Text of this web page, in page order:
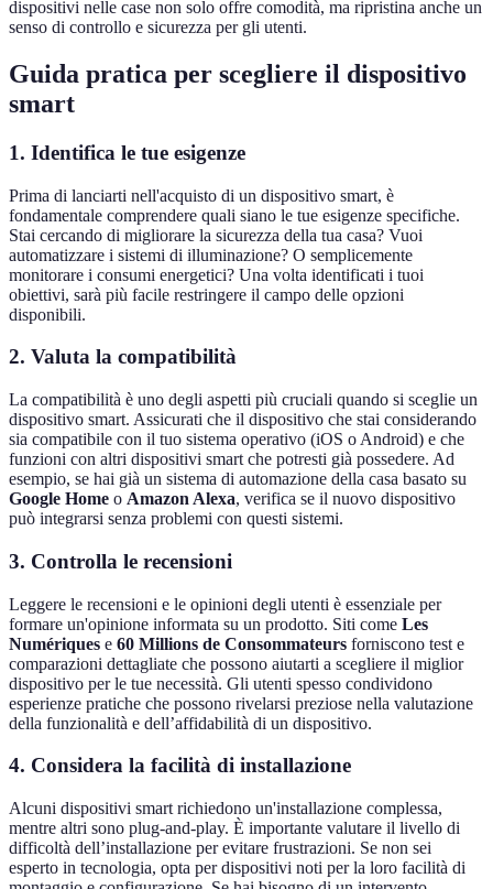
dispositivi nelle case non solo offre comodità, ma ripristina anche un
senso di controllo e sicurezza per gli utenti.
Guida pratica per scegliere il dispositivo
smart
1. Identifica le tue esigenze
Prima di lanciarti nell'acquisto di un dispositivo smart, è
fondamentale comprendere quali siano le tue esigenze specifiche.
Stai cercando di migliorare la sicurezza della tua casa? Vuoi
automatizzare i sistemi di illuminazione? O semplicemente
monitorare i consumi energetici? Una volta identificati i tuoi
obiettivi, sarà più facile restringere il campo delle opzioni
disponibili.
2. Valuta la compatibilità
La compatibilità è uno degli aspetti più cruciali quando si sceglie un
dispositivo smart. Assicurati che il dispositivo che stai considerando
sia compatibile con il tuo sistema operativo (iOS o Android) e che
funzioni con altri dispositivi smart che potresti già possedere. Ad
esempio, se hai già un sistema di automazione della casa basato su
Google Home o Amazon Alexa, verifica se il nuovo dispositivo
può integrarsi senza problemi con questi sistemi.
3. Controlla le recensioni
Leggere le recensioni e le opinioni degli utenti è essenziale per
formare un'opinione informata su un prodotto. Siti come Les
Numériques e 60 Millions de Consommateurs forniscono test e
comparazioni dettagliate che possono aiutarti a scegliere il miglior
dispositivo per le tue necessità. Gli utenti spesso condividono
esperienze pratiche che possono rivelarsi preziose nella valutazione
della funzionalità e dell’affidabilità di un dispositivo.
4. Considera la facilità di installazione
Alcuni dispositivi smart richiedono un'installazione complessa,
mentre altri sono plug-and-play. È importante valutare il livello di
difficoltà dell’installazione per evitare frustrazioni. Se non sei
esperto in tecnologia, opta per dispositivi noti per la loro facilità di